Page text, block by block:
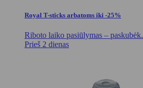
Royal T-sticks arbatoms iki -25%
Riboto laiko pasiūlymas – paskubėk.
Prieš 2 dienas